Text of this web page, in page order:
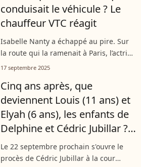
conduisait le véhicule ? Le
chauffeur VTC réagit
Isabelle Nanty a échappé au pire. Sur
la route qui la ramenait à Paris, l’actrice
a été victime d’un accident. Prise en
sa vie n’était heureusement...
17 septembre 2025
Cinq ans après, que
deviennent Louis (11 ans) et
Elyah (6 ans), les enfants de
Delphine et Cédric Jubillar ?
"Ils ont hâte d'avoir une
vérité"
Le 22 septembre prochain s'ouvre le
procès de Cédric Jubillar à la cour